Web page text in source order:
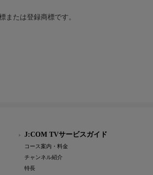
または登録商標です。
J:COM TVサービスガイド
コース案内・料金
チャンネル紹介
特長